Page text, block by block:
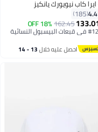
كاب نيويورك يانكيز
4.4
185
162.45
18% OFF
#12 في قبعات البيسبول النسائية
احصل عليه خلال 13 - 14